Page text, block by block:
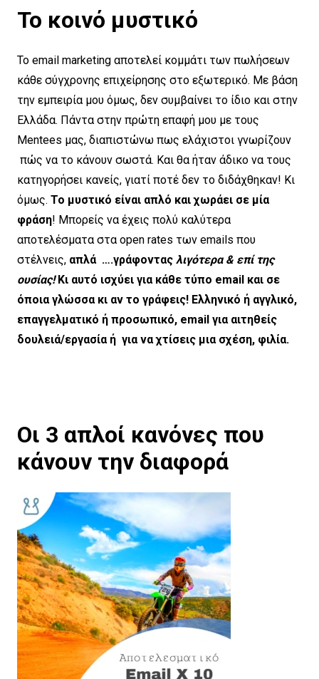
Το κοινό μυστικό
Το email marketing αποτελεί κομμάτι των πωλήσεων
κάθε σύγχρονης επιχείρησης στο εξωτερικό. Με βάση
την εμπειρία μου όμως, δεν συμβαίνει το ίδιο και στην
Ελλάδα. Πάντα στην πρώτη επαφή μου με τους
Mentees μας, διαπιστώνω πως ελάχιστοι γνωρίζουν
πώς να το κάνουν σωστά. Και θα ήταν άδικο να τους
κατηγορήσει κανείς, γιατί ποτέ δεν το διδάχθηκαν! Κι
όμως. Το μυστικό είναι απλό και χωράει σε μία
φράση! Μπορείς να έχεις πολύ καλύτερα
αποτελέσματα στα open rates των emails που
στέλνεις, απλά ….γράφοντας λιγότερα & επί της
ουσίας!Κι αυτό ισχύει για κάθε τύπο email και σε
όποια γλώσσα κι αν το γράφεις! Ελληνικό ή αγγλικό,
επαγγελματικό ή προσωπικό, email για αιτηθείς
δουλειά/εργασία ή για να χτίσεις μια σχέση, φιλία.
Οι 3 απλοί κανόνες που
κάνουν την διαφορά